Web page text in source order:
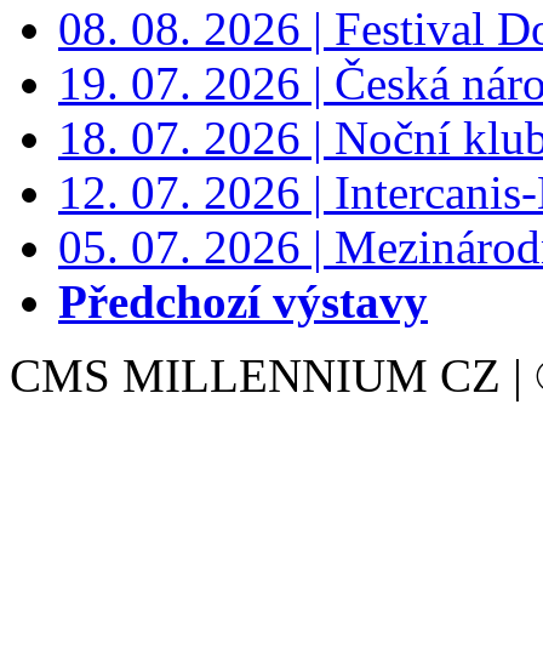
08. 08. 2026 | Festival
19. 07. 2026 | Česká
18. 07. 2026 | Noční
12. 07. 2026 |
05. 07. 2026 |
Předchozí výstavy
CMS MILLENNIUM CZ |